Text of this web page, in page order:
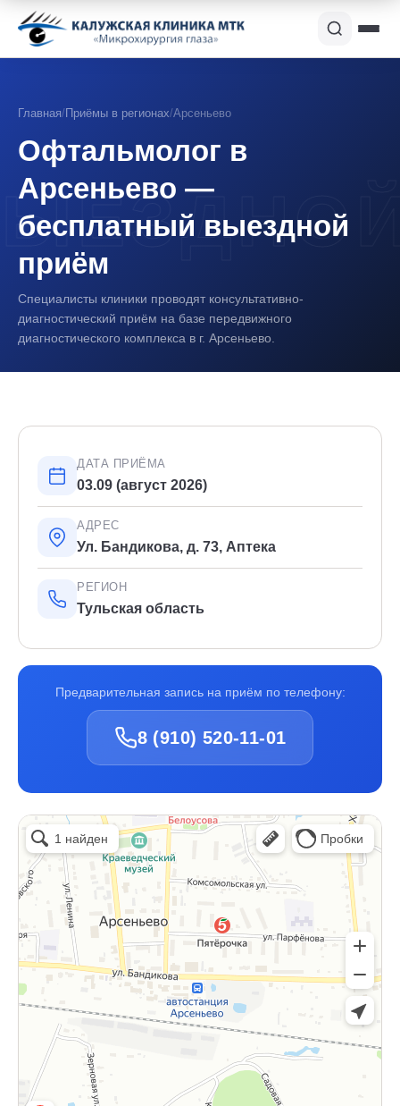
Главная/Приёмы в регионах/Арсеньево
Офтальмолог в
Арсеньево —
бесплатный выездной
приём
Специалисты клиники проводят консультативно-
диагностический приём на базе передвижного
диагностического комплекса в г. Арсеньево.
ДАТА ПРИЁМА
03.09 (август 2026)
АДРЕС
Ул. Бандикова, д. 73, Аптека
РЕГИОН
Тульская область
Предварительная запись на приём по телефону:
8 (910) 520-11-01